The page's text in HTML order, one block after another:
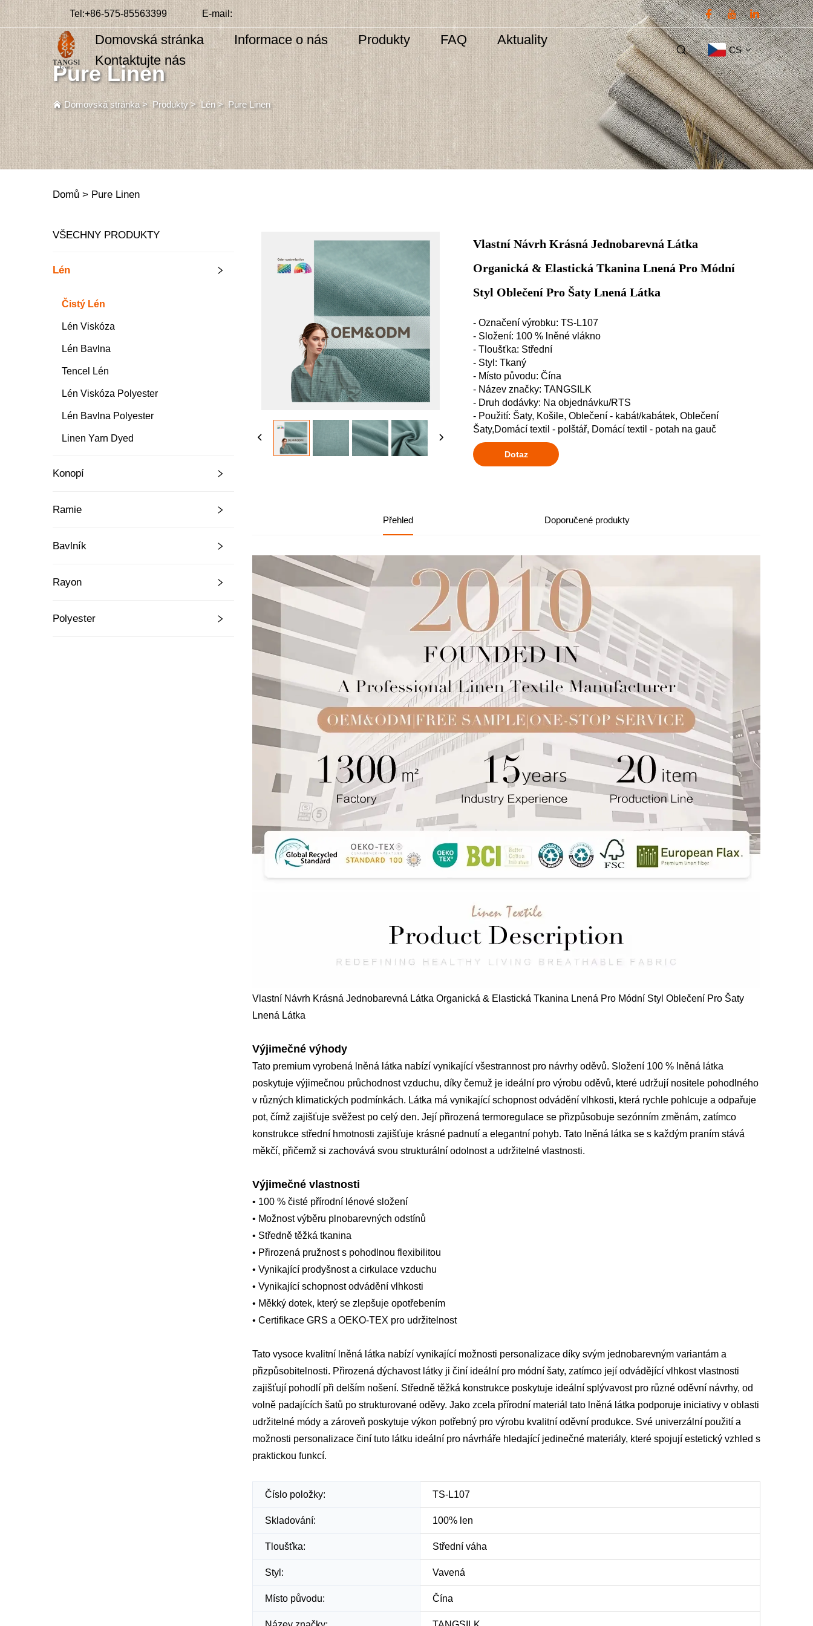
Tel:+86-575-85563399 E-mail:
Domovská stránka Informace o nás Produkty FAQ
Aktuality
Kontaktujte nás
CS
Pure Linen
Domovská stránka> Produkty>Lén> Pure Linen
Domů > Pure Linen
VŠECHNY PRODUKTY
Lén
Čistý Lén
Lén Viskóza
Lén Bavlna
Tencel Lén
Lén Viskóza Polyester
Lén Bavlna Polyester
Linen Yarn Dyed
Konopí
Ramie
Bavlník
Rayon
Polyester
Vlastní Návrh Krásná Jednobarevná Látka
Organická & Elastická Tkanina Lnená Pro Módní
Styl Oblečení Pro Šaty Lnená Látka
- Označení výrobku: TS-L107
- Složení: 100 % lněné vlákno
- Tloušťka: Střední
- Styl: Tkaný
- Místo původu: Čína
- Název značky: TANGSILK
- Druh dodávky: Na objednávku/RTS
- Použití: Šaty, Košile, Oblečení - kabát/kabátek, Oblečení
Šaty,Domácí textil - polštář, Domácí textil - potah na gauč
Dotaz
Přehled Doporučené produkty
Vlastní Návrh Krásná Jednobarevná Látka Organická & Elastická Tkanina Lnená Pro Módní Styl Oblečení Pro Šaty
Lnená Látka
Výjimečné výhody
Tato premium vyrobená lněná látka nabízí vynikající všestrannost pro návrhy oděvů. Složení 100 % lněná látka
poskytuje výjimečnou průchodnost vzduchu, díky čemuž je ideální pro výrobu oděvů, které udržují nositele pohodlného
v různých klimatických podmínkách. Látka má vynikající schopnost odvádění vlhkosti, která rychle pohlcuje a odpařuje
pot, čímž zajišťuje svěžest po celý den. Její přirozená termoregulace se přizpůsobuje sezónním změnám, zatímco
konstrukce střední hmotnosti zajišťuje krásné padnutí a elegantní pohyb. Tato lněná látka se s každým praním stává
měkčí, přičemž si zachovává svou strukturální odolnost a udržitelné vlastnosti.
Výjimečné vlastnosti
• 100 % čisté přírodní lénové složení
• Možnost výběru plnobarevných odstínů
• Středně těžká tkanina
• Přirozená pružnost s pohodlnou flexibilitou
• Vynikající prodyšnost a cirkulace vzduchu
• Vynikající schopnost odvádění vlhkosti
• Měkký dotek, který se zlepšuje opotřebením
• Certifikace GRS a OEKO-TEX pro udržitelnost
Tato vysoce kvalitní lněná látka nabízí vynikající možnosti personalizace díky svým jednobarevným variantám a
přizpůsobitelnosti. Přirozená dýchavost látky ji činí ideální pro módní šaty, zatímco její odvádějící vlhkost vlastnosti
zajišťují pohodlí při delším nošení. Středně těžká konstrukce poskytuje ideální splývavost pro různé oděvní návrhy, od
volně padajících šatů po strukturované oděvy. Jako zcela přírodní materiál tato lněná látka podporuje iniciativy v oblasti
udržitelné módy a zároveň poskytuje výkon potřebný pro výrobu kvalitní oděvní produkce. Své univerzální použití a
možnosti personalizace činí tuto látku ideální pro návrháře hledající jedinečné materiály, které spojují estetický vzhled s
praktickou funkcí.
Číslo položky: TS-L107
Skladování: 100% len
Tloušťka: Střední váha
Styl: Vavená
Místo původu: Čína